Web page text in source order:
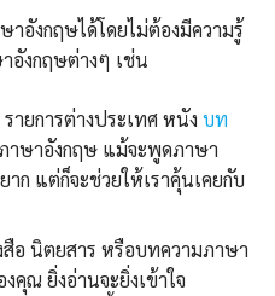
าอังกฤษได้โดยไม่ต้องมีความรู้
อังกฤษต่างๆ เช่น
รายการต่างประเทศ หนัง บท
าษาอังกฤษ แม้จะพูดภาษา
ก แต่ก็จะช่วยให้เราคุ้นเคยกับ
สือ นิตยสาร หรือบทความภาษา
คุณ ยิ่งอ่านจะยิ่งเข้าใจ